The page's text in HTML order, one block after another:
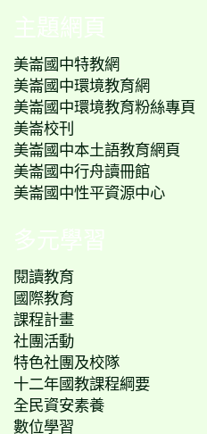
主題網頁
美崙國中特教網
美崙國中環境教育網
美崙國中環境教育粉絲專頁
美崙校刊
美崙國中本土語教育網頁
美崙國中行舟讀冊館
美崙國中性平資源中心
多元學習
閱讀教育
國際教育
課程計畫
社團活動
特色社團及校隊
十二年國教課程綱要
全民資安素養
數位學習